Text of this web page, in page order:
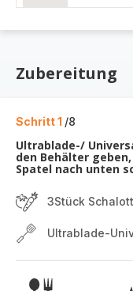
Zubereitung
Schritt 1 /8
Ultrablade-/
den Behälter
Spatel nach unten
3Stück
Ultrablade-